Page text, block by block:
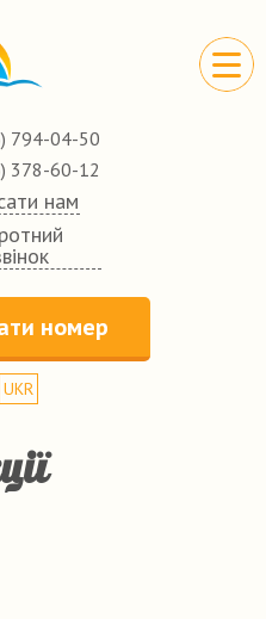
794-04-50
378-60-12
нам
номер
UKR